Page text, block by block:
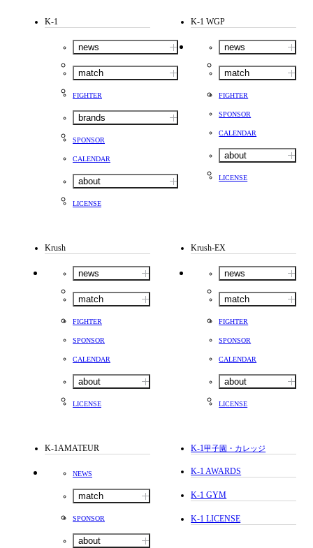
K-1
news
match
FIGHTER
brands
SPONSOR
CALENDAR
about
LICENSE
K-1 WGP
news
match
FIGHTER
SPONSOR
CALENDAR
about
LICENSE
Krush
news
match
FIGHTER
SPONSOR
CALENDAR
about
LICENSE
Krush-EX
news
match
FIGHTER
SPONSOR
CALENDAR
about
LICENSE
K-1AMATEUR
NEWS
match
SPONSOR
about
K-1甲子園・カレッジ
K-1 AWARDS
K-1 GYM
K-1 LICENSE